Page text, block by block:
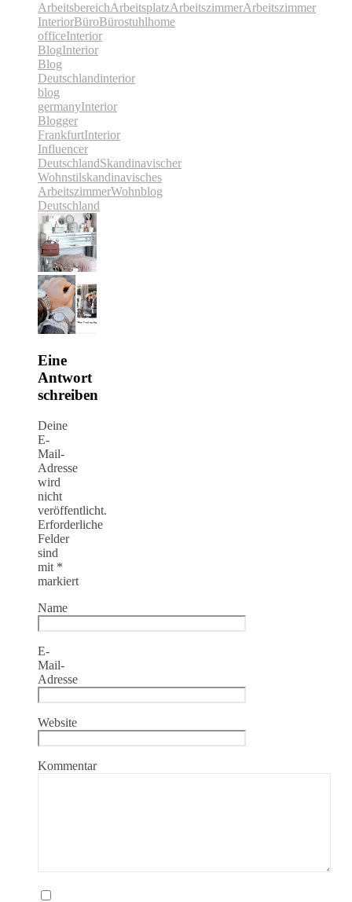
ArbeitsbereichArbeitsplatzArbeitszimmerArbeitszimmer
InteriorBüroBürostuhlhome
officeInterior
BlogInterior
Blog
Deutschlandinterior
blog
germanyInterior
Blogger
FrankfurtInterior
Influencer
DeutschlandSkandinavischer
Wohnstilskandinavisches
ArbeitszimmerWohnblog
Deutschland
Eine
Antwort
schreiben
Deine
E-
Mail-
Adresse
wird
nicht
veröffentlicht.
Erforderliche
Felder
sind
mit *
markiert
Name
E-
Mail-
Adresse
Website
Kommentar